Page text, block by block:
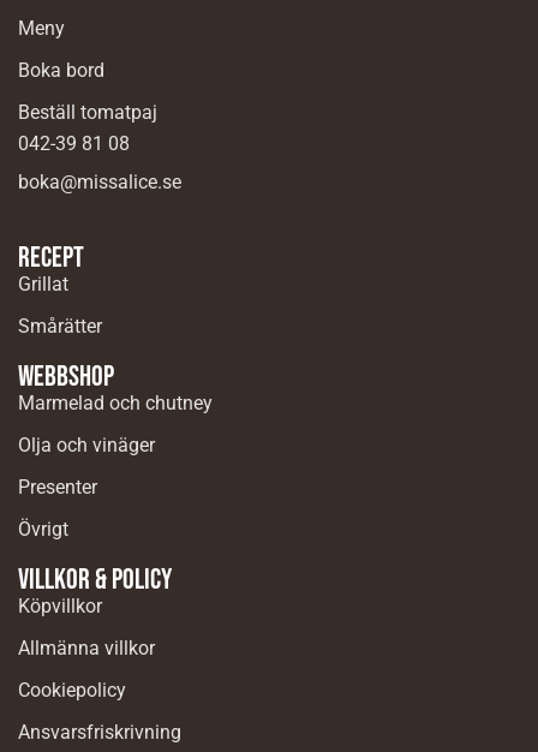
Meny
Boka bord
Beställ tomatpaj
042-39 81 08
boka@missalice.se
Recept
Grillat
Smårätter
Webbshop
Marmelad och chutney
Olja och vinäger
Presenter
Övrigt
Villkor & Policy
Köpvillkor
Allmänna villkor
Cookiepolicy
Ansvarsfriskrivning